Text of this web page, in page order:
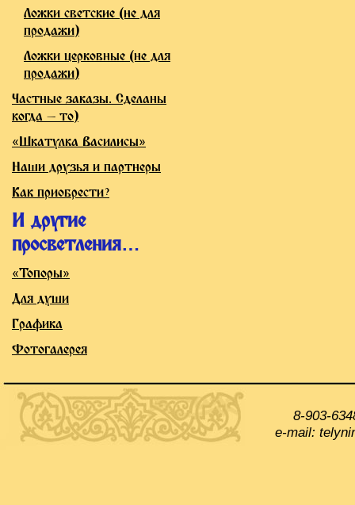
Ложки светские (не для
продажи)
Ложки церковные (не для
продажи)
Частные заказы. Сделаны
когда — то)
«Шкатулка Василисы»
Наши друзья и партнеры
Как приобрести?
И другие
просветления…
«Топоры»
Для души
Графика
Фотогалерея
8-903-
e-mail: